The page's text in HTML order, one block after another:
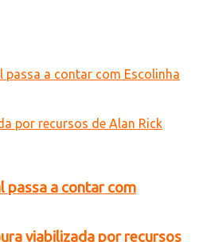
passa a contar com
viabilizada por recursos